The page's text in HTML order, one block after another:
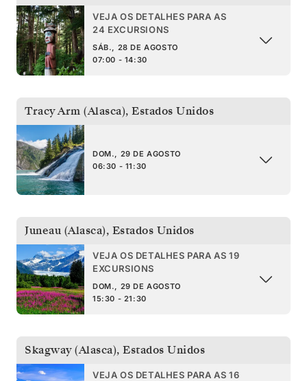
VEJA OS DETALHES PARA AS
24 EXCURSIONS
SÁB., 28 DE AGOSTO
07:00 - 14:30
Tracy Arm (Alasca), Estados Unidos
DOM., 29 DE AGOSTO
06:30 - 11:30
Juneau (Alasca), Estados Unidos
VEJA OS DETALHES PARA AS 19
EXCURSIONS
DOM., 29 DE AGOSTO
15:30 - 21:30
Skagway (Alasca), Estados Unidos
VEJA OS DETALHES PARA AS 16